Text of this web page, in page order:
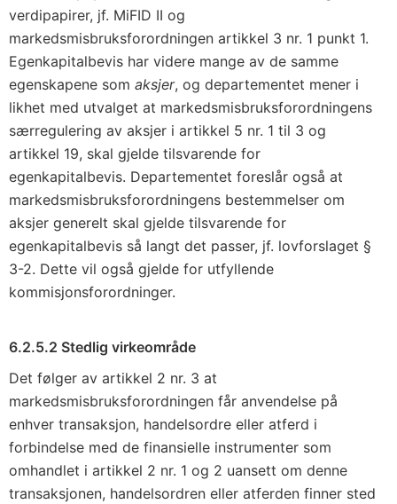
verdipapirer, jf. MiFID II og
markedsmisbruksforordningen artikkel 3 nr. 1 punkt 1.
Egenkapitalbevis har videre mange av de samme
egenskapene som aksjer, og departementet mener i
likhet med utvalget at markedsmisbruksforordningens
særregulering av aksjer i artikkel 5 nr. 1 til 3 og
artikkel 19, skal gjelde tilsvarende for
egenkapitalbevis. Departementet foreslår også at
markedsmisbruksforordningens bestemmelser om
aksjer generelt skal gjelde tilsvarende for
egenkapitalbevis så langt det passer, jf. lovforslaget §
3-2. Dette vil også gjelde for utfyllende
kommisjonsforordninger.
6.2.5.2 Stedlig virkeområde
Det følger av artikkel 2 nr. 3 at
markedsmisbruksforordningen får anvendelse på
enhver transaksjon, handelsordre eller atferd i
forbindelse med de finansielle instrumenter som
omhandlet i artikkel 2 nr. 1 og 2 uansett om denne
transaksjonen, handelsordren eller atferden finner sted